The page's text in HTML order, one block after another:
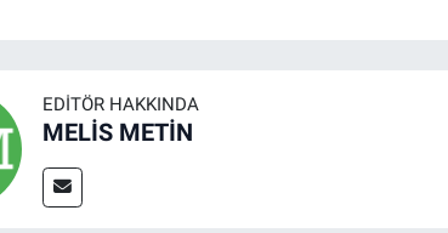
EDITÖR HAKKINDA
MELİS METİN